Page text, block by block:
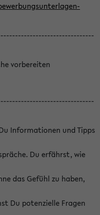
vorbereiten
Informationen und Tipps
Du erfährst, wie
das Gefühl zu haben,
Du potenzielle Fragen